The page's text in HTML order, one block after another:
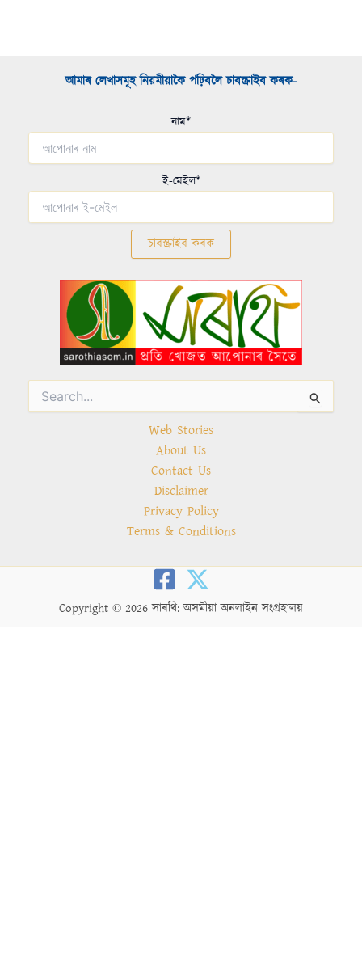
আমাৰ লেখাসমূহ নিয়মীয়াকৈ পঢ়িবলৈ চাবস্ক্ৰাইব কৰক-​
নাম*
ই-মেইল*
Search
for:
Web Stories
About Us
Contact Us
Disclaimer
Privacy Policy
Terms & Conditions
Copyright © 2026 সাৰথি: অসমীয়া অনলাইন সংগ্ৰহালয়